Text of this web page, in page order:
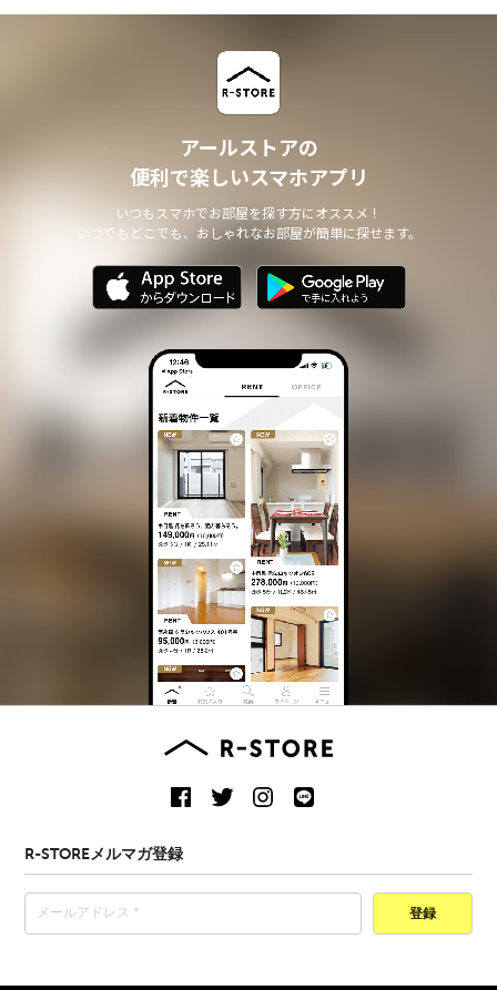
アールストアの
便利で楽しいスマホアプリ
いつもスマホでお部屋を探す方にオススメ！
いつでもどこでも、おしゃれなお部屋が簡単に探せます。
R-STOREメルマガ登録
登録